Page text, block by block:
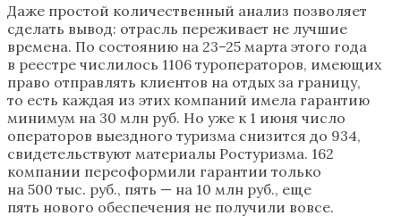
Даже простой количественный анализ позволяет
сделать вывод: отрасль переживает не лучшие
времена. По состоянию на 23–25 марта этого года
в реестре числилось 1106 туроператоров, имеющих
право отправлять клиентов на отдых за границу,
то есть каждая из этих компаний имела гарантию
минимум на 30 млн руб. Но уже к 1 июня число
операторов выездного туризма снизится до 934,
свидетельствуют материалы Ростуризма. 162
компании переоформили гарантии только
на 500 тыс. руб., пять — на 10 млн руб., еще
пять нового обеспечения не получили вовсе.